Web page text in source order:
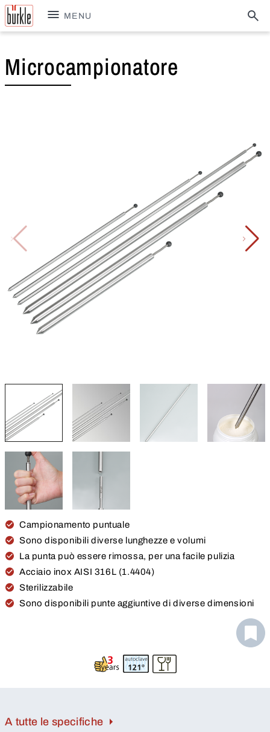
MENU
Microcampionatore
Campionamento puntuale
Sono disponibili diverse lunghezze e volumi
La punta può essere rimossa, per una facile pulizia
Acciaio inox AISI 316L (1.4404)
Sterilizzabile
Sono disponibili punte aggiuntive di diverse dimensioni
A tutte le specifiche